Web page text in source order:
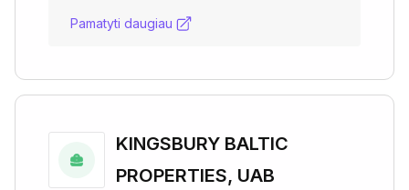
Pamatyti daugiau
KINGSBURY BALTIC
PROPERTIES, UAB